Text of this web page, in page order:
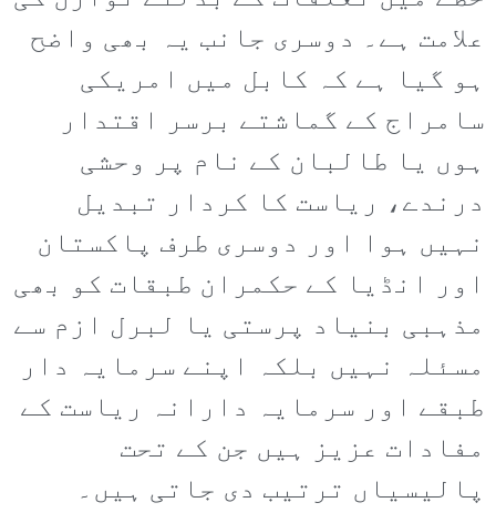
علامت ہے۔ دوسری جانب یہ بھی واضح
ہو گیا ہے کہ کابل میں امریکی
سامراج کے گماشتے برسر اقتدار
ہوں یا طالبان کے نام پر وحشی
درندے، ریاست کا کردار تبدیل
نہیں ہوا اور دوسری طرف پاکستان
اور انڈیا کے حکمران طبقات کو بھی
مذہبی بنیاد پرستی یا لبرل ازم سے
مسئلہ نہیں بلکہ اپنے سرمایہ دار
طبقے اور سرمایہ دارانہ ریاست کے
مفادات عزیز ہیں جن کے تحت
پالیسیاں ترتیب دی جاتی ہیں۔